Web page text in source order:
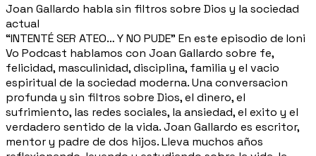
Joan Gallardo habla sin filtros sobre Dios y la sociedad
actual
“INTENTÉ SER ATEO… Y NO PUDE” En este episodio de Ioni
Vo Podcast hablamos con Joan Gallardo sobre fe,
felicidad, masculinidad, disciplina, familia y el vacio
espiritual de la sociedad moderna. Una conversacion
profunda y sin filtros sobre Dios, el dinero, el
sufrimiento, las redes sociales, la ansiedad, el exito y el
verdadero sentido de la vida. Joan Gallardo es escritor,
mentor y padre de dos hijos. Lleva muchos años